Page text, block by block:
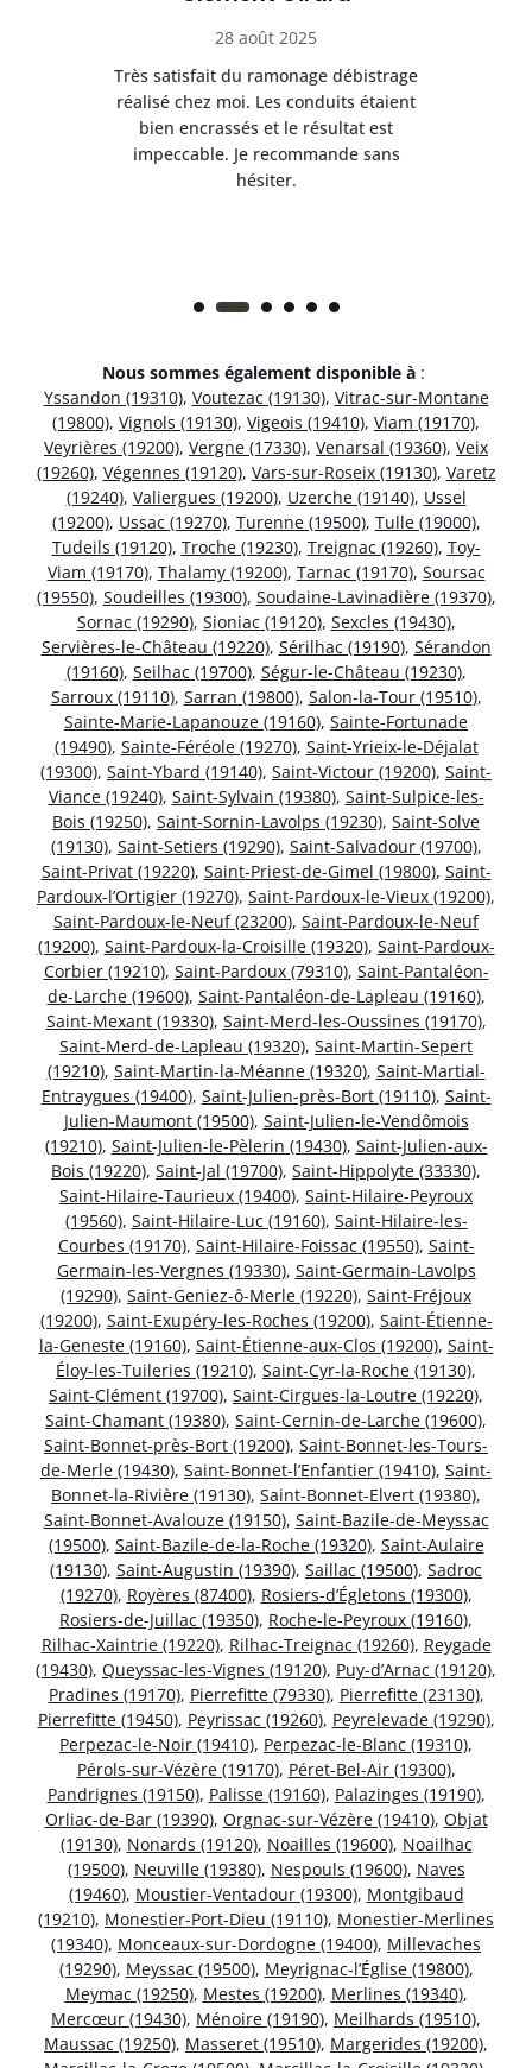
28 août 2025
Très satisfait du ramonage débistrage
réalisé chez moi. Les conduits étaient
bien encrassés et le résultat est
impeccable. Je recommande sans
hésiter.
Nous sommes également disponible à :
Yssandon (19310), Voutezac (19130), Vitrac-sur-Montane
(19800), Vignols (19130), Vigeois (19410), Viam (19170),
Veyrières (19200), Vergne (17330), Venarsal (19360), Veix
(19260), Végennes (19120), Vars-sur-Roseix (19130), Varetz
(19240), Valiergues (19200), Uzerche (19140), Ussel
(19200), Ussac (19270), Turenne (19500), Tulle (19000),
Tudeils (19120), Troche (19230), Treignac (19260), Toy-
Viam (19170), Thalamy (19200), Tarnac (19170), Soursac
(19550), Soudeilles (19300), Soudaine-Lavinadière (19370),
Sornac (19290), Sioniac (19120), Sexcles (19430),
Servières-le-Château (19220), Sérilhac (19190), Sérandon
(19160), Seilhac (19700), Ségur-le-Château (19230),
Sarroux (19110), Sarran (19800), Salon-la-Tour (19510),
Sainte-Marie-Lapanouze (19160), Sainte-Fortunade
(19490), Sainte-Féréole (19270), Saint-Yrieix-le-Déjalat
(19300), Saint-Ybard (19140), Saint-Victour (19200), Saint-
Viance (19240), Saint-Sylvain (19380), Saint-Sulpice-les-
Bois (19250), Saint-Sornin-Lavolps (19230), Saint-Solve
(19130), Saint-Setiers (19290), Saint-Salvadour (19700),
Saint-Privat (19220), Saint-Priest-de-Gimel (19800), Saint-
Pardoux-l’Ortigier (19270), Saint-Pardoux-le-Vieux (19200),
Saint-Pardoux-le-Neuf (23200), Saint-Pardoux-le-Neuf
(19200), Saint-Pardoux-la-Croisille (19320), Saint-Pardoux-
Corbier (19210), Saint-Pardoux (79310), Saint-Pantaléon-
de-Larche (19600), Saint-Pantaléon-de-Lapleau (19160),
Saint-Mexant (19330), Saint-Merd-les-Oussines (19170),
Saint-Merd-de-Lapleau (19320), Saint-Martin-Sepert
(19210), Saint-Martin-la-Méanne (19320), Saint-Martial-
Entraygues (19400), Saint-Julien-près-Bort (19110), Saint-
Julien-Maumont (19500), Saint-Julien-le-Vendômois
(19210), Saint-Julien-le-Pèlerin (19430), Saint-Julien-aux-
Bois (19220), Saint-Jal (19700), Saint-Hippolyte (33330),
Saint-Hilaire-Taurieux (19400), Saint-Hilaire-Peyroux
(19560), Saint-Hilaire-Luc (19160), Saint-Hilaire-les-
Courbes (19170), Saint-Hilaire-Foissac (19550), Saint-
Germain-les-Vergnes (19330), Saint-Germain-Lavolps
(19290), Saint-Geniez-ô-Merle (19220), Saint-Fréjoux
(19200), Saint-Exupéry-les-Roches (19200), Saint-Étienne-
la-Geneste (19160), Saint-Étienne-aux-Clos (19200), Saint-
Éloy-les-Tuileries (19210), Saint-Cyr-la-Roche (19130),
Saint-Clément (19700), Saint-Cirgues-la-Loutre (19220),
Saint-Chamant (19380), Saint-Cernin-de-Larche (19600),
Saint-Bonnet-près-Bort (19200), Saint-Bonnet-les-Tours-
de-Merle (19430), Saint-Bonnet-l’Enfantier (19410), Saint-
Bonnet-la-Rivière (19130), Saint-Bonnet-Elvert (19380),
Saint-Bonnet-Avalouze (19150), Saint-Bazile-de-Meyssac
(19500), Saint-Bazile-de-la-Roche (19320), Saint-Aulaire
(19130), Saint-Augustin (19390), Saillac (19500), Sadroc
(19270), Royères (87400), Rosiers-d’Égletons (19300),
Rosiers-de-Juillac (19350), Roche-le-Peyroux (19160),
Rilhac-Xaintrie (19220), Rilhac-Treignac (19260), Reygade
(19430), Queyssac-les-Vignes (19120), Puy-d’Arnac (19120),
Pradines (19170), Pierrefitte (79330), Pierrefitte (23130),
Pierrefitte (19450), Peyrissac (19260), Peyrelevade (19290),
Perpezac-le-Noir (19410), Perpezac-le-Blanc (19310),
Pérols-sur-Vézère (19170), Péret-Bel-Air (19300),
Pandrignes (19150), Palisse (19160), Palazinges (19190),
Orliac-de-Bar (19390), Orgnac-sur-Vézère (19410), Objat
(19130), Nonards (19120), Noailles (19600), Noailhac
(19500), Neuville (19380), Nespouls (19600), Naves
(19460), Moustier-Ventadour (19300), Montgibaud
(19210), Monestier-Port-Dieu (19110), Monestier-Merlines
(19340), Monceaux-sur-Dordogne (19400), Millevaches
(19290), Meyssac (19500), Meyrignac-l’Église (19800),
Meymac (19250), Mestes (19200), Merlines (19340),
Mercœur (19430), Ménoire (19190), Meilhards (19510),
Maussac (19250), Masseret (19510), Margerides (19200),